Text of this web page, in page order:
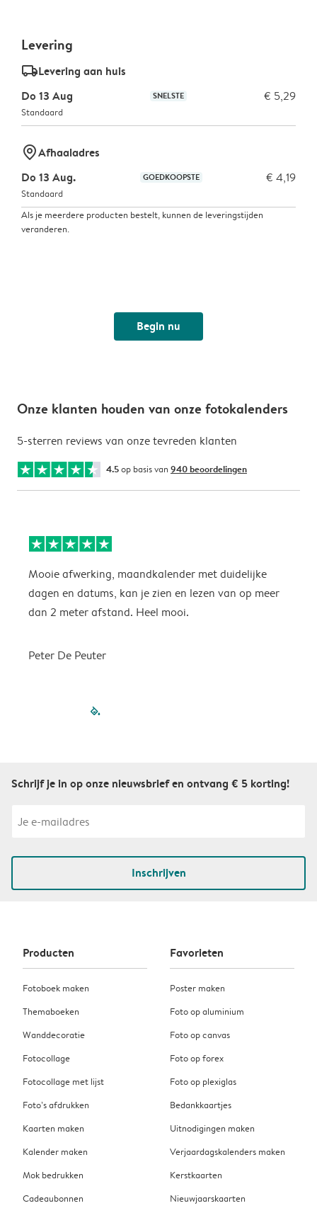
Levering
delivery_standard_v2Levering aan huis
Do 13 Aug
SNELSTE € 5,29
Standaard
marker-pinAfhaaladres
Do 13 Aug.
GOEDKOOPSTE € 4,19
Standaard
Als je meerdere producten bestelt, kunnen de leveringstijden
veranderen.
Begin nu
Onze klanten houden van onze fotokalenders
5-sterren reviews van onze tevreden klanten
4.5op basis van 940 beoordelingen
Mooie afwerking, maandkalender met duidelijke
dagen en datums, kan je zien en lezen van op meer
dan 2 meter afstand. Heel mooi.
Peter De Peuter
filled-pagination
Schrijf je in op onze nieuwsbrief en ontvang € 5 korting!
Inschrijven
Producten
Fotoboek maken
Themaboeken
Wanddecoratie
Fotocollage
Fotocollage met lijst
Foto’s afdrukken
Kaarten maken
Kalender maken
Mok bedrukken
Cadeaubonnen
Favorieten
Poster maken
Foto op aluminium
Foto op canvas
Foto op forex
Foto op plexiglas
Bedankkaartjes
Uitnodigingen maken
Verjaardagskalenders maken
Kerstkaarten
Nieuwjaarskaarten